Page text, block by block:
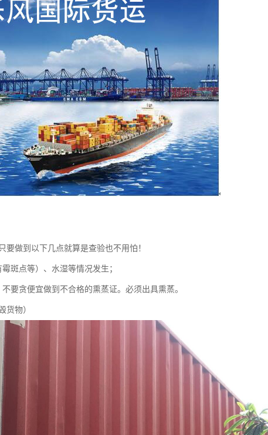
做到以下几点就算是查验也不用怕！
斑点等）、水湿等情况发生；
要贪便宜做到不合格的熏蒸证。必须出具熏蒸。
货物）